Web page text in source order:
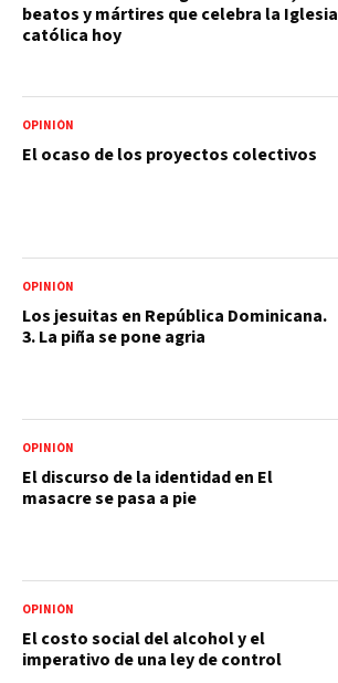
beatos y mártires que celebra la Iglesia
católica hoy
OPINIÓN
El ocaso de los proyectos colectivos
OPINIÓN
Los jesuitas en República Dominicana.
3. La piña se pone agria
OPINIÓN
El discurso de la identidad en El
masacre se pasa a pie
OPINIÓN
El costo social del alcohol y el
imperativo de una ley de control